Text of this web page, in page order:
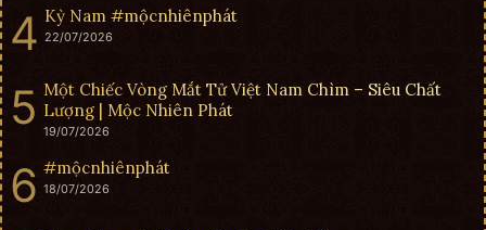
Kỳ Nam #mộcnhiênphát
22/07/2026
Một Chiếc Vòng Mắt Tử Việt Nam Chìm – Siêu Chất
Lượng | Mộc Nhiên Phát
19/07/2026
#mộcnhiênphát
18/07/2026